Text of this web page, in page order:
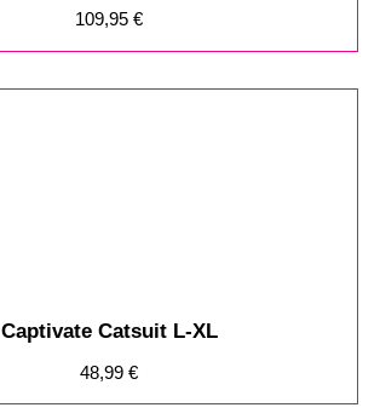
109,95 €
Captivate Catsuit L-XL
48,99 €